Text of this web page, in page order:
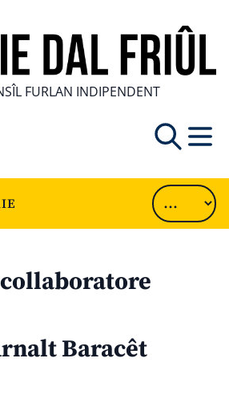
FURLAN INDIPENDENT
collaboratore
Baracêt